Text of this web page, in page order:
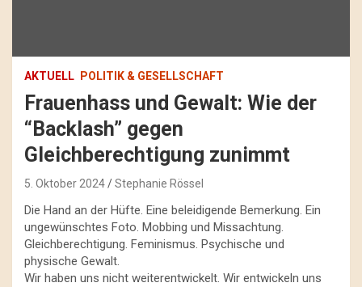
AKTUELL POLITIK & GESELLSCHAFT
Frauenhass und Gewalt: Wie der
“Backlash” gegen
Gleichberechtigung zunimmt
5. Oktober 2024 Stephanie Rössel
Die Hand an der Hüfte. Eine beleidigende Bemerkung. Ein
ungewünschtes Foto. Mobbing und Missachtung.
Gleichberechtigung. Feminismus. Psychische und
physische Gewalt.
Wir haben uns nicht weiterentwickelt. Wir entwickeln uns